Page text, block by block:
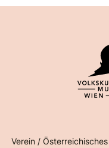
Verein / Österreichisches